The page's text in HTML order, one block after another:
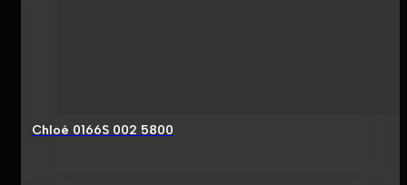
Chloé 0166S 002 5800